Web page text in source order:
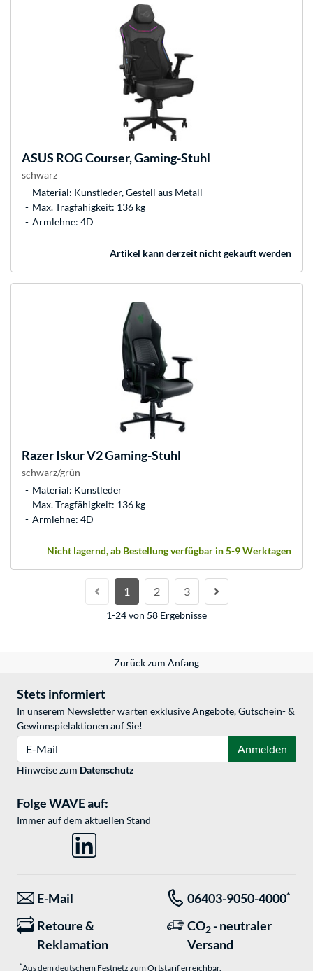
ASUS ROG Courser, Gaming-Stuhl
schwarz
Material: Kunstleder, Gestell aus Metall
Max. Tragfähigkeit: 136 kg
Armlehne: 4D
Artikel kann derzeit nicht gekauft werden
RazerIskur V2 Gaming-Stuhl
schwarz/grün
Material: Kunstleder
Max. Tragfähigkeit: 136 kg
Armlehne: 4D
Nicht lagernd, ab Bestellung verfügbar in 5-9 Werktagen
1 2 3
1-24 von 58 Ergebnisse
Zurück zum Anfang
Stets informiert
In unserem Newsletter warten exklusive Angebote, Gutschein- &
Gewinnspielaktionen auf Sie!
Anmelden
Hinweise zum Datenschutz
Folge WAVE auf:
Immer auf dem aktuellen Stand
E-Mail 06403-9050-4000*
Retoure &
Reklamation
CO2 - neutraler
Versand
*Aus dem deutschem Festnetz zum Ortstarif erreichbar.